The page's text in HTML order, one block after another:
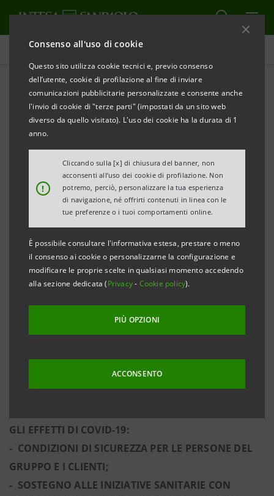
Consenso all'uso di cookie
Questo sito utilizza cookie tecnici e, previo consenso
dell’utente, cookie di profilazione al fine di inviare
comunicazioni pubblicitarie personalizzate e consente anche
l'invio di cookie di "terze parti" (impostati da un sito web
diverso da quello visitato). L'uso dei cookie ha la durata di 1
anno.
!
Cliccando sulla [x] di chiusura del banner, non
acconsenti all’uso dei cookie di profilazione. Non
potremo, perciò, personalizzare la tua esperienza
di navigazione, né offrirti contenuti in linea con le
tue preferenze o i tuoi comportamenti online.
È possibile consultare l'informativa estesa, prestare o meno
il consenso ai cookie o personalizzarne la configurazione e
modificare le proprie scelte in qualsiasi momento accedendo
alla sezione dedicata (Privacy- Cookie policy).
PIÙ OPZIONI
ACCONSENTO
Comunicati stampa
STAMPA AGGIORNA
INTESA SANPAOLO: RISULTATI CONSOLIDATI AL 31
MARZO 2020
RAFFORZANO LA CAPACITÀ DI INTESA SANPAOLO
DI AFFRONTARE EFFICACEMENTE LA COMPLESSITÀ
DEL CONTESTO CONSEGUENTE ALL’EPIDEMIA DA
COVID-19, RIFLETTENDO LA REDDITIVITÀ
SOSTENIBILE - DERIVANTE DALLA SOLIDITÀ DELLA
BASE PATRIMONIALE E DELLA POSIZIONE DI
LIQUIDITÀ, DAL MODELLO DI BUSINESS RESILIENTE
E BEN DIVERSIFICATO E DALLA FLESSIBILITÀ
STRATEGICA NELLA GESTIONE DEI COSTI OPERATIVI
GLI EFFETTI DI COVID-19:
- CONDIZIONI DI SICUREZZA PER LE PERSONE DEL
GRUPPO E I CLIENTI;
- SOSTEGNO ALLE INIZIATIVE SANITARIE CON